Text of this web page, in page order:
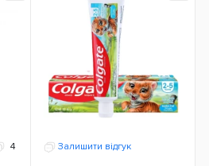
4 Залишити відгук